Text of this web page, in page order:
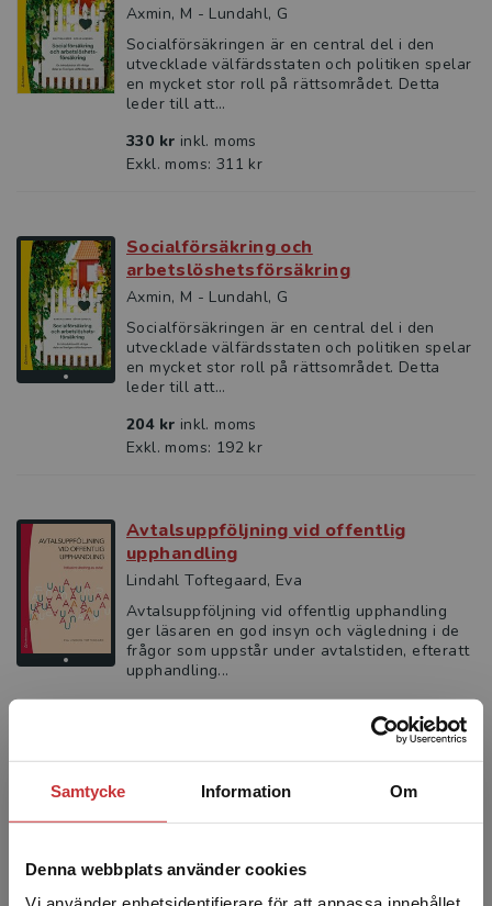
Samtycke Information Om
Denna webbplats använder cookies
Axmin, M - Lundahl, G
Socialförsäkringen är en central del i den
utvecklade välfärdsstaten och politiken spelar
en mycket stor roll på rättsområdet. Detta
leder till att...
330 kr inkl. moms
Exkl. moms: 311 kr
Socialförsäkring och
arbetslöshetsförsäkring
Axmin, M - Lundahl, G
Socialförsäkringen är en central del i den
utvecklade välfärdsstaten och politiken spelar
en mycket stor roll på rättsområdet. Detta
leder till att...
204 kr inkl. moms
Exkl. moms: 192 kr
Avtalsuppföljning vid offentlig
upphandling
Lindahl Toftegaard, Eva
Avtalsuppföljning vid offentlig upphandling
ger läsaren en god insyn och vägledning i de
frågor som uppstår under avtalstiden, efteratt
upphandling...
Lindahl Toftegaard, Eva
Avtalsuppföljning vid offentlig upphandling